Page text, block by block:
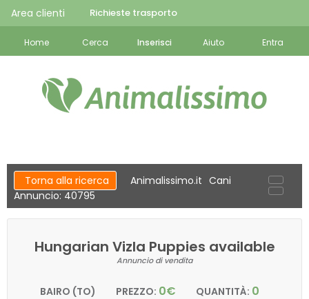
Area clienti Richieste trasporto
Home Cerca Inserisci Aiuto Entra
Torna alla ricerca Animalissimo.it Cani
Annuncio: 40795
Hungarian Vizla Puppies available
Annuncio di vendita
BAIRO (TO) PREZZO: 0€ QUANTITÀ: 0